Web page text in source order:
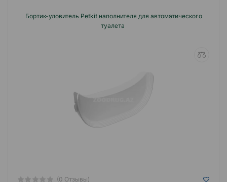
Бортик-уловитель Petkit наполнителя для автоматического
туалета
(0 Отзывы)